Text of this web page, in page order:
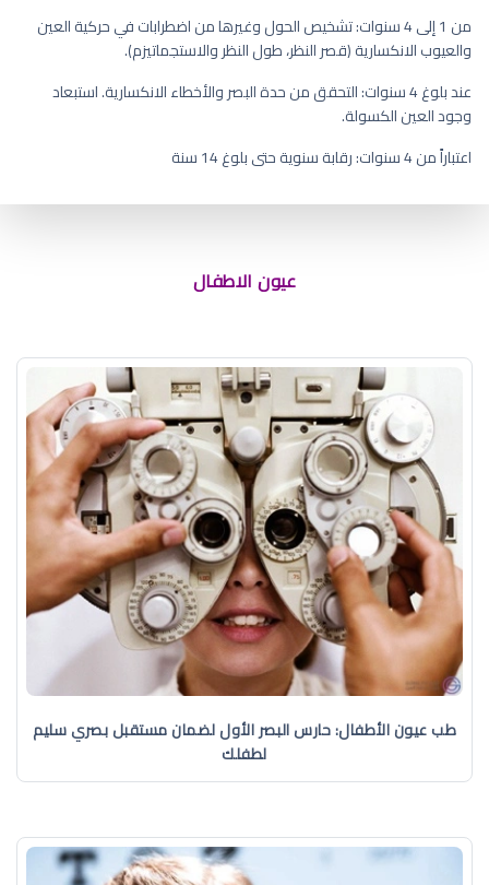
من 1 إلى 4 سنوات: تشخيص الحول وغيرها من اضطرابات في حركية العين
والعيوب الانكسارية (قصر النظر، طول النظر والاستجماتيزم).
عند بلوغ 4 سنوات: التحقق من حدة البصر والأخطاء الانكسارية. استبعاد
وجود العين الكسولة.
اعتباراً من 4 سنوات: رقابة سنوية حتى بلوغ 14 سنة
عيون الاطفال
طب عيون الأطفال: حارس البصر الأول لضمان مستقبل بصري سليم
لطفلك